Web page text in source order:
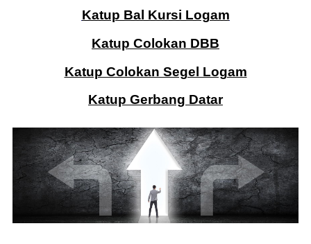
Katup Bal Kursi Logam
Katup Colokan DBB
Katup Colokan Segel Logam
Katup Gerbang Datar